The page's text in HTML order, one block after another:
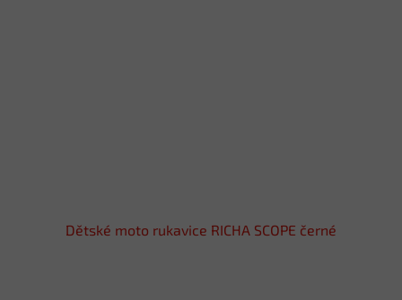
Dětské moto rukavice RICHA SCOPE černé